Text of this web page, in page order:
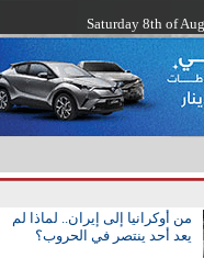
Saturday 8th of
من أوكرانيا إلى إيران.. لماذا لم
يعد أحد ينتصر في الحروب؟